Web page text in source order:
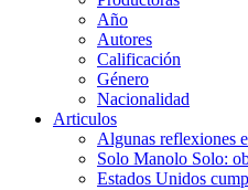
Año
Autores
Calificación
Género
Nacionalidad
Articulos
Algunas reflexiones
Solo Manolo Solo:
Estados Unidos